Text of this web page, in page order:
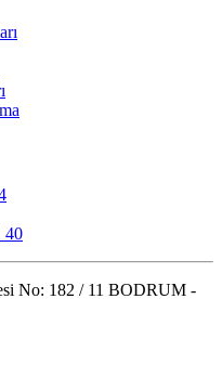
40
No: 182 / 11 BODRUM -